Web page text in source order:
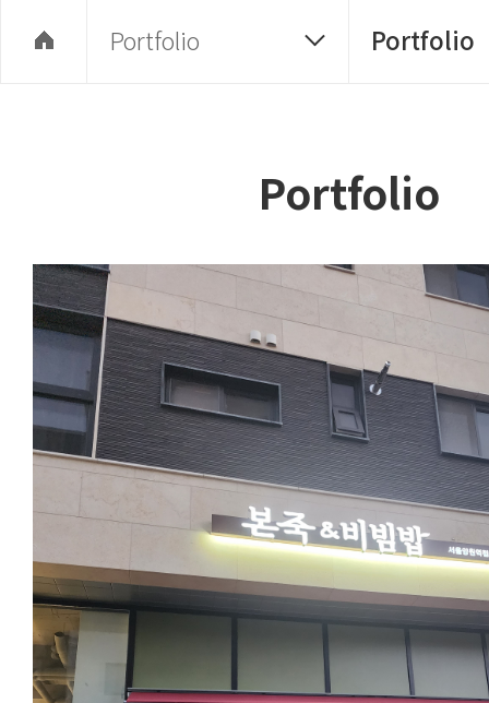
Portfolio Portfolio
Portfolio